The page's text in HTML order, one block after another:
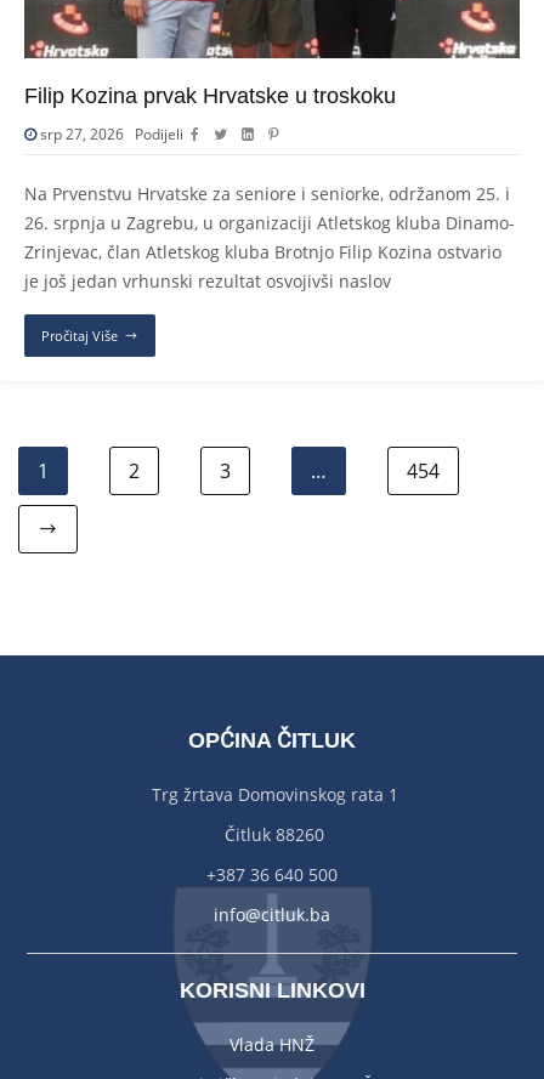
Filip Kozina prvak Hrvatske u troskoku
srp 27, 2026 Podijeli
Na Prvenstvu Hrvatske za seniore i seniorke, održanom 25. i
26. srpnja u Zagrebu, u organizaciji Atletskog kluba Dinamo-
Zrinjevac, član Atletskog kluba Brotnjo Filip Kozina ostvario
je još jedan vrhunski rezultat osvojivši naslov
Pročitaj Više
1 2 3 … 454
OPĆINA ČITLUK
Trg žrtava Domovinskog rata 1
Čitluk 88260
+387 36 640 500
info@citluk.ba
KORISNI LINKOVI
Vlada HNŽ